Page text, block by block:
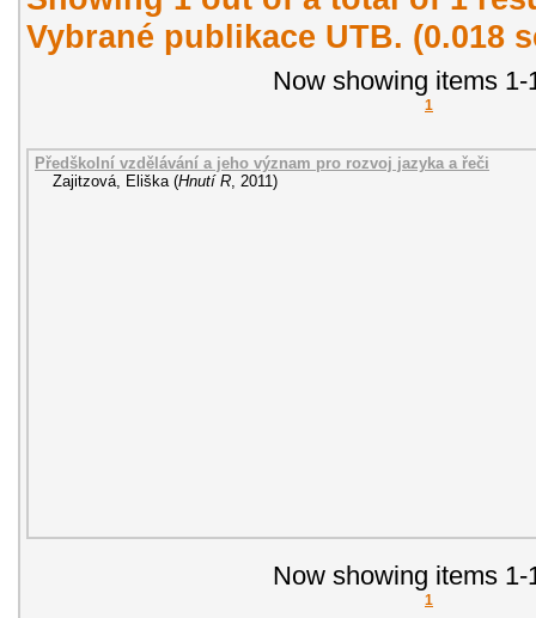
Vybrané publikace UTB. (0.018
Now showing items 1-
1
Předškolní vzdělávání a jeho význam pro rozvoj jazyka a řeči
Zajitzová, Eliška (Hnutí R 2011 )
Now showing items 1-
1